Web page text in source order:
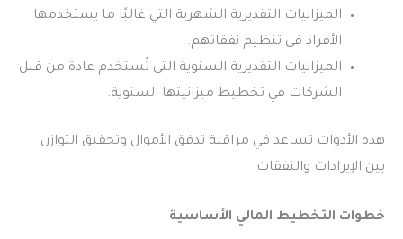
الميزانيات التقديرية الشهرية التي غالبًا ما يستخدمها
الأفراد في تنظيم نفقاتهم.
الميزانيات التقديرية السنوية التي تُستخدم عادة من قبل
الشركات في تخطيط ميزانيتها السنوية.
هذه الأدوات تساعد في مراقبة تدفق الأموال وتحقيق التوازن
بين الإيرادات والنفقات.
خطوات التخطيط المالي الأساسية